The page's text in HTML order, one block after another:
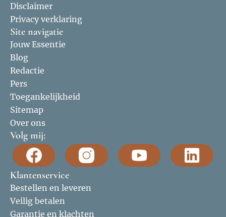
Disclaimer
Privacy verklaring
Site navigatie
Jouw Essentie
Blog
Redactie
Pers
Toegankelijkheid
Sitemap
Over ons
Volg mij:
Klantenservice
Bestellen en leveren
Veilig betalen
Garantie en klachten